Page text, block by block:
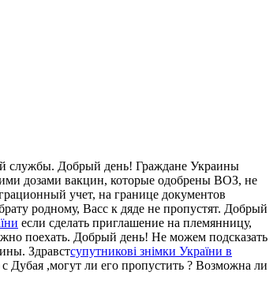
службы. Добрый день! Граждане Украины
дозами вакцин, которые одобрены ВОЗ, не
учет, на границе документов
родному, Васс к дяде не пропустят. Добрый
если сделать приглашение на племянницу,
поехать. Добрый день! Не можем подсказать
Здравстсупутникові знімки України в
Дубая ,могут ли его пропустить ? Возможна ли